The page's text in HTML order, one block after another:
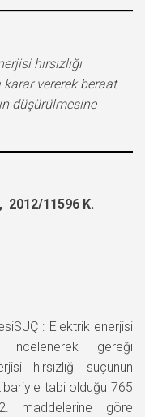
hırsızlığı
karar vererek beraat
düşürülmesine
11596 K.
: Elektrik enerjisi
incelenerek gereği
hırsızlığı suçunun
tabi olduğu 765
maddelerine göre